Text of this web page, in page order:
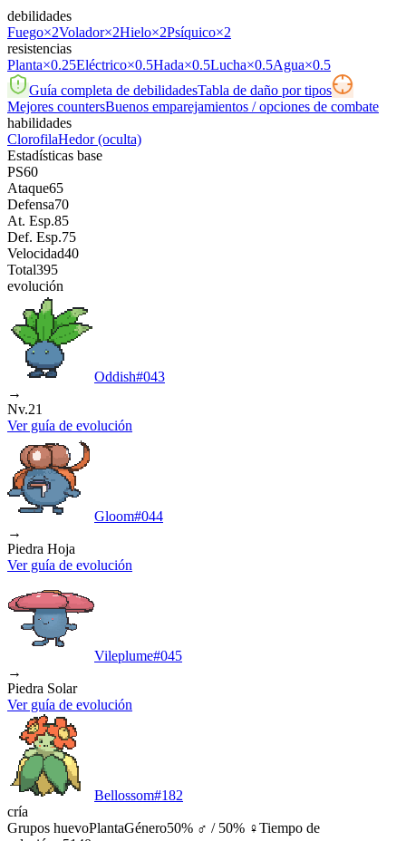
debilidades
Fuego×2Volador×2Hielo×2Psíquico×2
resistencias
Planta×0.25Eléctrico×0.5Hada×0.5Lucha×0.5Agua×0.5
Guía completa de debilidadesTabla de daño por tipos
Mejores countersBuenos emparejamientos / opciones de combate
habilidades
ClorofilaHedor(oculta)
Estadísticas base
PS60
Ataque65
Defensa70
At. Esp.85
Def. Esp.75
Velocidad40
Total395
evolución
Oddish#043
→
Nv.21
Ver guía de evolución
Gloom#044
→
Piedra Hoja
Ver guía de evolución
Vileplume#045
→
Piedra Solar
Ver guía de evolución
Bellossom#182
cría
Grupos huevoPlantaGénero50% ♂ / 50% ♀Tiempo de